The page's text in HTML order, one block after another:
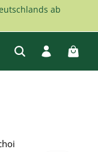
ab